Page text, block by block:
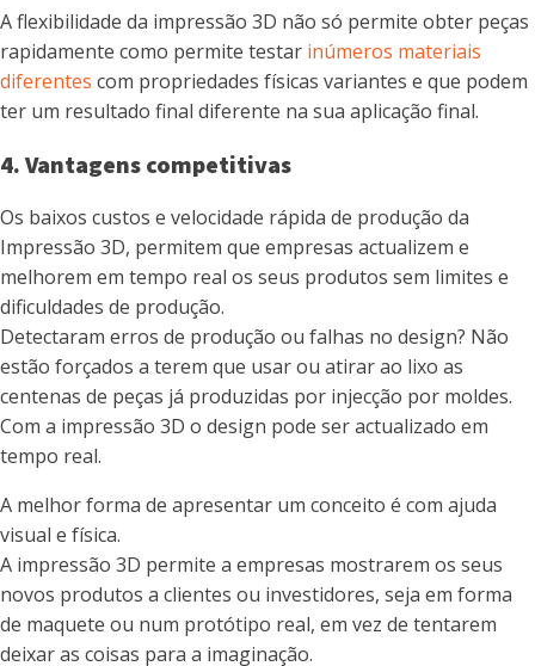
A flexibilidade da impressão 3D não só permite obter peças
rapidamente como permite testar inúmeros materiais
diferentes com propriedades físicas variantes e que podem
ter um resultado final diferente na sua aplicação final.
4. Vantagens competitivas
Os baixos custos e velocidade rápida de produção da
Impressão 3D, permitem que empresas actualizem e
melhorem em tempo real os seus produtos sem limites e
dificuldades de produção.
Detectaram erros de produção ou falhas no design? Não
estão forçados a terem que usar ou atirar ao lixo as
centenas de peças já produzidas por injecção por moldes.
Com a impressão 3D o design pode ser actualizado em
tempo real.
A melhor forma de apresentar um conceito é com ajuda
visual e física.
A impressão 3D permite a empresas mostrarem os seus
novos produtos a clientes ou investidores, seja em forma
de maquete ou num protótipo real, em vez de tentarem
deixar as coisas para a imaginação.